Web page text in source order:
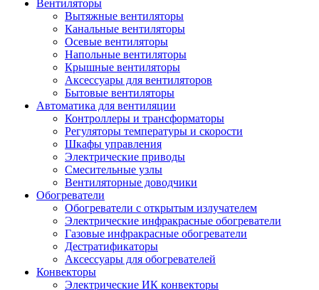
Вентиляторы
Вытяжные вентиляторы
Канальные вентиляторы
Осевые вентиляторы
Напольные вентиляторы
Крышные вентиляторы
Аксессуары для вентиляторов
Бытовые вентиляторы
Автоматика для вентиляции
Контроллеры и трансформаторы
Регуляторы температуры и скорости
Шкафы управления
Электрические приводы
Смесительные узлы
Вентиляторные доводчики
Обогреватели
Обогреватели с открытым излучателем
Электрические инфракрасные обогреватели
Газовые инфракрасные обогреватели
Дестратификаторы
Аксессуары для обогревателей
Конвекторы
Электрические ИК конвекторы